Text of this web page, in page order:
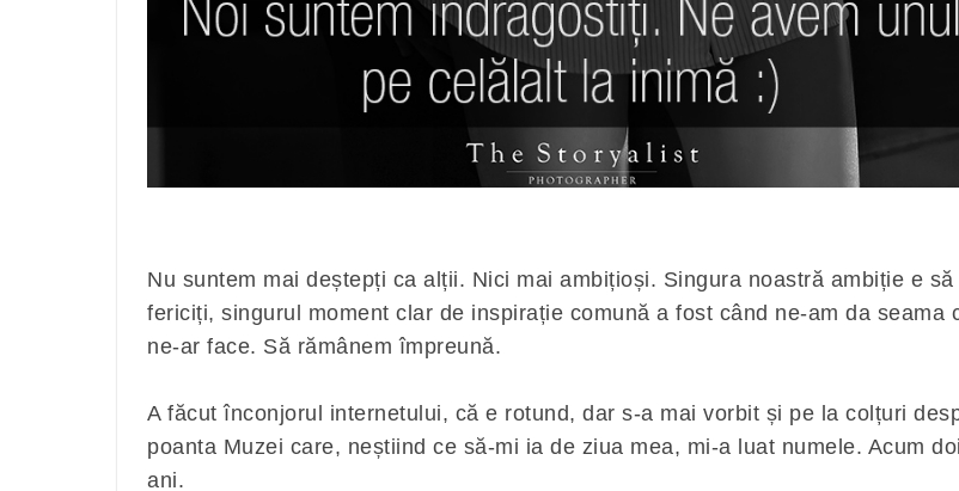
Nu suntem mai deștepți ca alții. Nici mai ambițioși. Singura noastră ambiție e să
fericiți, singurul moment clar de inspirație comună a fost când ne-am da seama
ne-ar face. Să rămânem împreună.
A făcut înconjorul internetului, că e rotund, dar s-a mai vorbit și pe la colțuri
poanta Muzei care, neștiind ce să-mi ia de ziua mea, mi-a luat numele. Acum doi
ani.